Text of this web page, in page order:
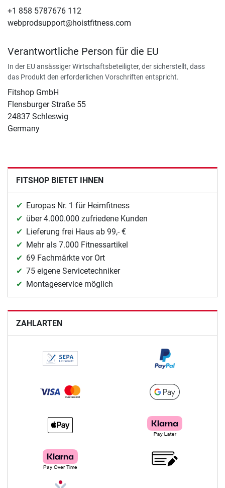
+1 858 5787676 112
webprodsupport@hoistfitness.com
Verantwortliche Person für die EU
In der EU ansässiger Wirtschaftsbeteiligter, der sicherstellt, dass
das Produkt den erforderlichen Vorschriften entspricht.
Fitshop GmbH
Flensburger Straße 55
24837 Schleswig
Germany
FITSHOP BIETET IHNEN
Europas Nr. 1 für Heimfitness
über 4.000.000 zufriedene Kunden
Lieferung frei Haus ab 99,- €
Mehr als 7.000 Fitnessartikel
69 Fachmärkte vor Ort
75 eigene Servicetechniker
Montageservice möglich
ZAHLARTEN